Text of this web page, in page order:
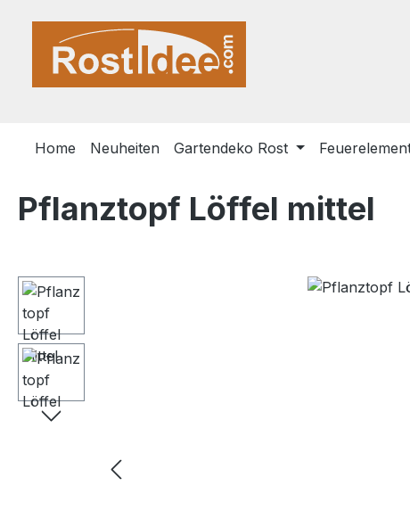
Hauptinhalt springen
Zur Suche springen
Zur Hauptnavigation springen
Home Neuheiten Gartendeko Rost
Pflanztopf Löffel mittel
Bildergalerie überspringen